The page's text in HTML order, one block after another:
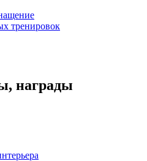
тренировок
награды